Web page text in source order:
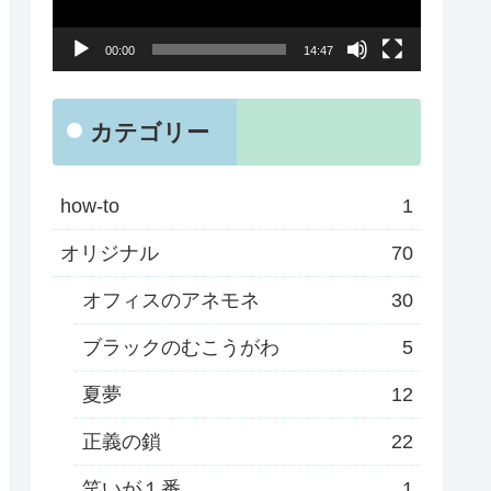
00:00 14:47
カテゴリー
how-to 1
オリジナル 70
オフィスのアネモネ 30
ブラックのむこうがわ 5
夏夢 12
正義の鎖 22